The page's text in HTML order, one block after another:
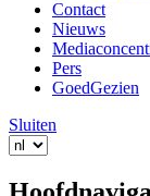
Contact
Nieuws
Pers
GoedGezien
Sluiten